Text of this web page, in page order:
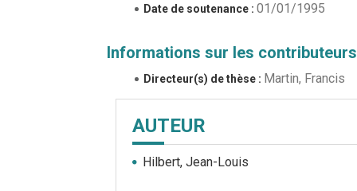
Date de soutenance : 01/01/1995
Informations sur les contributeurs
Directeur(s) de thèse : Martin, Francis
AUTEUR
Hilbert, Jean-Louis